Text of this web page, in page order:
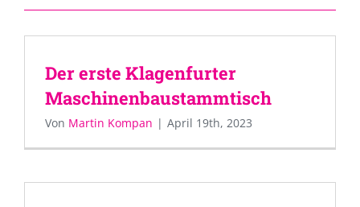
Der erste Klagenfurter
Maschinenbaustammtisch
Von Martin Kompan | April 19th, 2023